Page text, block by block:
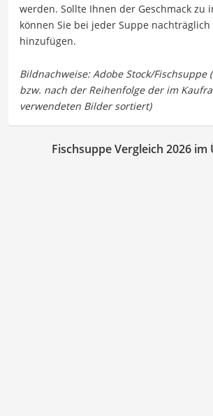
werden. Sollte Ihnen der Geschmack zu
können Sie bei jeder Suppe nachträglich
hinzufügen.
Fischsuppe Vergleich 2026 im